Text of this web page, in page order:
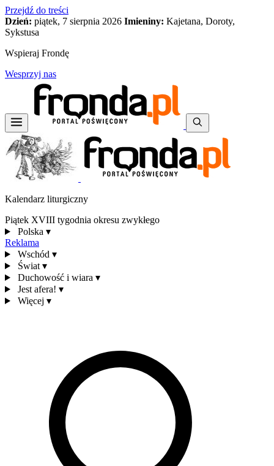
Przejdź do treści
Dzień: piątek, 7 sierpnia 2026 Imieniny: Kajetana, Doroty,
Sykstusa
Wspieraj Frondę
Wesprzyj nas
Kalendarz liturgiczny
Piątek XVIII tygodnia okresu zwykłego
Polska ▾
Reklama
Wschód ▾
Świat ▾
Duchowość i wiara ▾
Jest afera! ▾
Więcej ▾